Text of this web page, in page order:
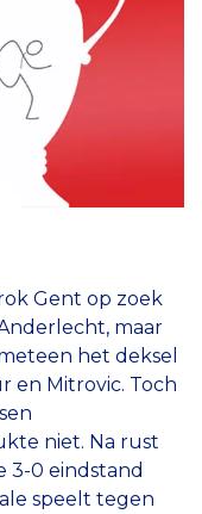
Gent op zoek
maar
het deksel
en Mitrovic. Toch
niet. Na rust
3-0 eindstand
speelt tegen